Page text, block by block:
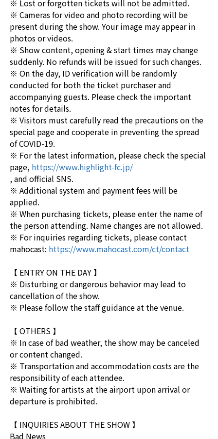
※ Lost or forgotten tickets will not be admitted.
※ Cameras for video and photo recording will be
present during the show. Your image may appear in
photos or videos.
※ Show content, opening & start times may change
suddenly. No refunds will be issued for such changes.
※ On the day, ID verification will be randomly
conducted for both the ticket purchaser and
accompanying guests. Please check the important
notes for details.
※ Visitors must carefully read the precautions on the
special page and cooperate in preventing the spread
of COVID-19.
※ For the latest information, please check the special
page, https://www.highlight-fc.jp/
, and official SNS.
※ Additional system and payment fees will be
applied.
※ When purchasing tickets, please enter the name of
the person attending. Name changes are not allowed.
※ For inquiries regarding tickets, please contact
mahocast: https://www.mahocast.com/ct/contact
【 ENTRY ON THE DAY 】
※ Disturbing or dangerous behavior may lead to
cancellation of the show.
※ Please follow the staff guidance at the venue.
【 OTHERS 】
※ In case of bad weather, the show may be canceled
or content changed.
※ Transportation and accommodation costs are the
responsibility of each attendee.
※ Waiting for artists at the airport upon arrival or
departure is prohibited.
【 INQUIRIES ABOUT THE SHOW 】
Bad News